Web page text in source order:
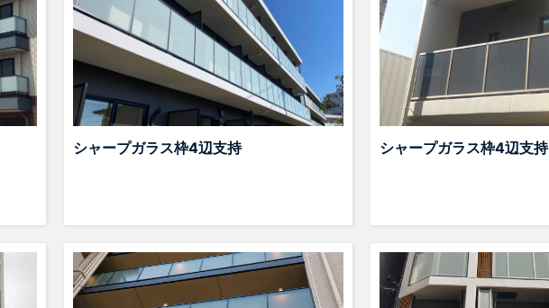
シャープガラス枠4辺支持 シャープガラス枠4辺支持